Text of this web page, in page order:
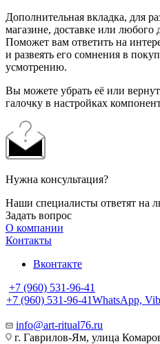
Дополнительная вкладка, для
магазине, доставке или любого
Поможет вам ответить на
и развеять его сомнения в
усмотрению.
Вы можете убрать её или
галочку в настройках
Нужна консультация?
Наши специалисты ответят на
Задать вопрос
О компании
Контакты
Вконтакте
+7 (960) 531-96-41
+7 (960) 531-96-41WhatsApp,
info@art-ritual76.ru
г. Гаврилов-Ям, улица